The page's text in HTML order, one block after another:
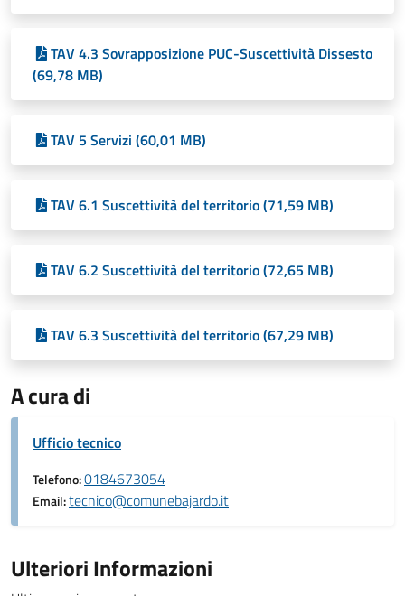
TAV 4.3 Sovrapposizione PUC-Suscettività Dissesto
(69,78 MB)
TAV 5 Servizi (60,01 MB)
TAV 6.1 Suscettività del territorio (71,59 MB)
TAV 6.2 Suscettività del territorio (72,65 MB)
TAV 6.3 Suscettività del territorio (67,29 MB)
A cura di
Ufficio tecnico
Telefono:0184673054
Email:tecnico@comunebajardo.it
Ulteriori Informazioni